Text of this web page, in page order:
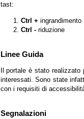
tast:
Ctrl + ingrandimento
Ctrl -riduzione
Linee Guida
Il portale è stato
interessati. Sono state
con i requisiti di
Segnalazioni